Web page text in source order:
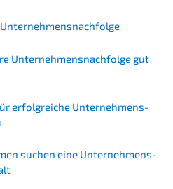
Unternehmens­nachfolge gut
erfolg­rei­che Unter­neh­mens­
suchen eine Unternehmens­